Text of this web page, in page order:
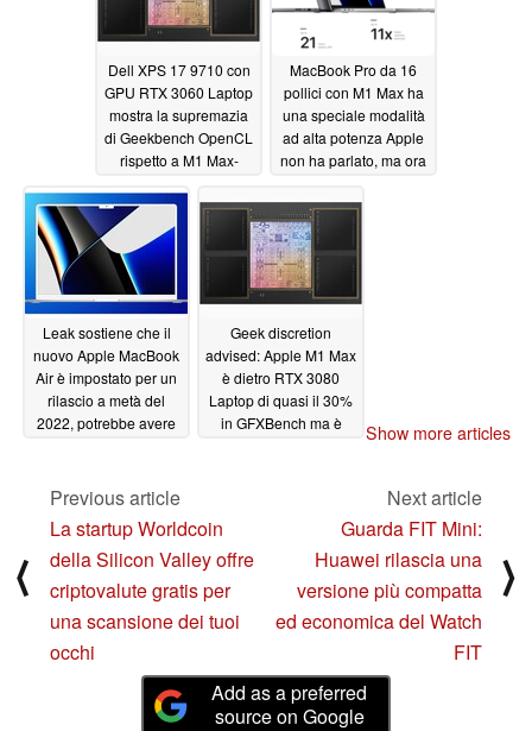
Dell XPS 17 9710 con
GPU RTX 3060 Laptop
mostra la supremazia
di Geekbench OpenCL
rispetto a M1 Max-
MacBook Pro 16, ma
Apple silicio ha ancora
il vantaggio di
efficienza
MacBook Pro da 16
pollici con M1 Max ha
una speciale modalità
ad alta potenza Apple
non ha parlato, ma ora
Leak sostiene che il
nuovo Apple MacBook
Air è impostato per un
rilascio a metà del
2022, potrebbe avere
prezzo più alto
Geek discretion
advised: Apple M1 Max
è dietro RTX 3080
Laptop di quasi il 30%
in GFXBench ma è
benchmark considerati
10/22/2021
Show more articles
⟨
Previous article
La startup Worldcoin
della Silicon Valley offre
criptovalute gratis per
una scansione dei tuoi
occhi
Next article
Guarda FIT Mini:
Huawei rilascia una
versione più compatta
ed economica del Watch
FIT
⟩
Add as a preferred
source on Google